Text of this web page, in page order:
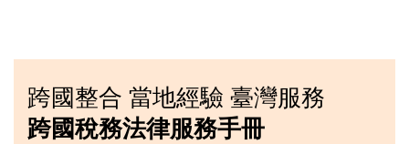
跨國整合 當地經驗 臺灣服務
跨國稅務法律服務手冊